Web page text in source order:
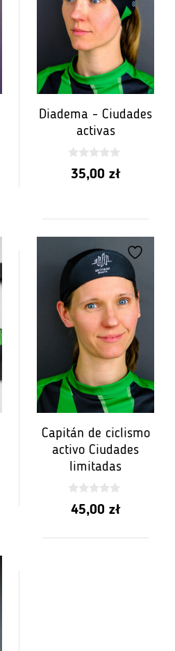
Diadema - Ciudades
activas
0
z35,00 zł
Capitán de ciclismo
activo Ciudades
limitadas
0
z45,00 zł